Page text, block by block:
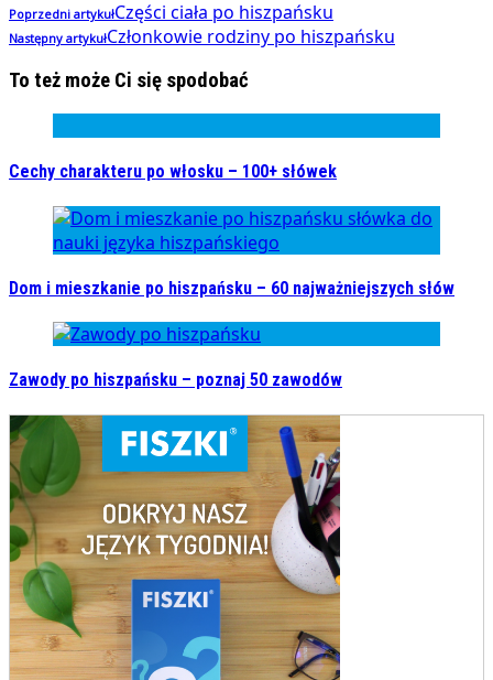
Poprzedni artykułCzęści ciała po hiszpańsku
Następny artykułCzłonkowie rodziny po hiszpańsku
To też może Ci się spodobać
Cechy charakteru po włosku – 100+ słówek
Dom i mieszkanie po hiszpańsku – 60 najważniejszych słów
Zawody po hiszpańsku – poznaj 50 zawodów